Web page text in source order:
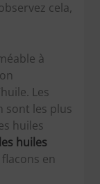
cela,
à
Les
sont les plus
huiles
les huiles
en